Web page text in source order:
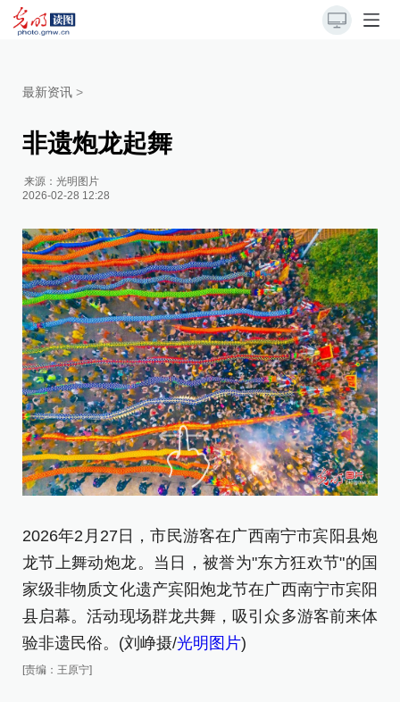
最新资讯 >
非遗炮龙起舞
来源：光明图片
2026-02-28 12:28
2026年2月27日，市民游客在广西南宁市宾阳县炮
龙节上舞动炮龙。当日，被誉为"东方狂欢节"的国
家级非物质文化遗产宾阳炮龙节在广西南宁市宾阳
县启幕。活动现场群龙共舞，吸引众多游客前来体
验非遗民俗。(刘峥摄/光明图片)
[责编：王原宁]